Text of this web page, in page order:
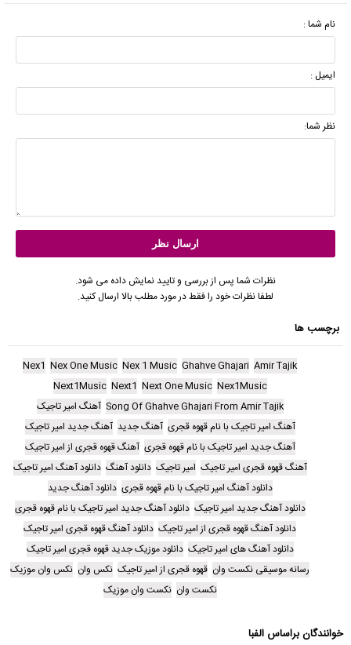
نام شما :
ایمیل :
نظر شما:
نظرات شما پس از بررسی و تایید نمایش داده می شود.
لطفا نظرات خود را فقط در مورد مطلب بالا ارسال کنید.
برچسب ها
Amir Tajik
Ghahve Ghajari
Nex 1 Music
Nex One Music
Nex1
Nex1Music
Next One Music
Next1
Next1Music
Song Of Ghahve Ghajari From Amir Tajik آهنگ امیر تاجیک
آهنگ امیر تاجیک با نام قهوه قجری آهنگ جدید آهنگ جدید امیر تاجیک
آهنگ جدید امیر تاجیک با نام قهوه قجری آهنگ قهوه قجری از امیر تاجیک
آهنگ قهوه قجری امیر تاجیک امیر تاجیک دانلود آهنگ دانلود آهنگ امیر تاجیک
دانلود آهنگ امیر تاجیک با نام قهوه قجری دانلود آهنگ جدید
دانلود آهنگ جدید امیر تاجیک دانلود آهنگ جدید امیر تاجیک با نام قهوه قجری
دانلود آهنگ قهوه قجری از امیر تاجیک دانلود آهنگ قهوه قجری امیر تاجیک
دانلود آهنگ های امیر تاجیک دانلود موزیک جدید قهوه قجری امیر تاجیک
رسانه موسیقی نکست وان قهوه قجری از امیر تاجیک نکس وان نکس وان موزیک
نکست وان نکست وان موزیک
خوانندگان براساس الفبا